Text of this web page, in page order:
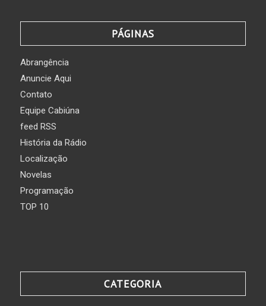
PÁGINAS
Abrangência
Anuncie Aqui
Contato
Equipe Cabiúna
feed RSS
História da Rádio
Localização
Novelas
Programação
TOP 10
CATEGORIA